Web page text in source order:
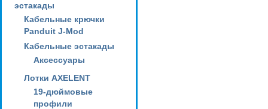
эстакады
Кабельные крючки
Panduit J-Mod
Кабельные эстакады
Аксессуары
Лотки AXELENT
19-дюймовые
профили